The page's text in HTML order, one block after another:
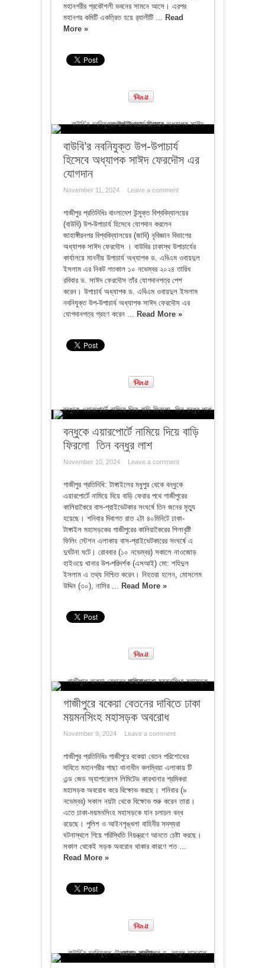
মহানগরীর প্রকৌশলী ভবনের সামনে আসে। এরপর
মহানগর কমিটি একত্রিত হয়ে র‍্যালীটি ... Read
More »
বাউবি’র নবনিযুক্ত উপ-উপাচার্য
হিসেবে অধ্যাপক সাঈদ ফেরদৌস এর
যোগদান
November 11, 2024 Leave a comment
গাজীপুর প্রতিনিধিঃ বাংলাদেশ উন্মুক্ত বিশ্ববিদ্যালয়ের
(বাউবি) উপ-উপাচার্য হিসেবে যোগদান করলেন
জাহাঙ্গীরনগর বিশ্ববিদ্যালয়ের (জাবি) নৃবিজ্ঞান বিভাগের
অধ্যাপক সাঈদ ফেরদৌস । বাউবির ঢাকাস্থ উপাচার্যের
কার্যালয়ে মাননীয় উপাচার্য অধ্যাপক ড. এবিএম ওবায়দুল
ইসলাম এর নিকট গতকাল ১০ নভেম্বর ২০২৪ তারিখ
রবিবার ড. সাঈদ ফেরদৌস তাঁর যোগদানপত্র পেশ
করেন। উপাচার্য অধ্যাপক ড. এবিএম ওবায়দুল ইসলাম
নবনিযুক্ত উপ-উপাচার্য অধ্যাপক সাঈদ ফেরদৌস এর
যোগদানপত্র গ্রহণ করেন ... Read More »
বন্ধুকে এয়ারপোর্টে নামিয়ে দিয়ে বাড়ি
ফিরলো তিন বন্ধুর লাশ
November 10, 2024 Leave a comment
গাজীপুর প্রতিনিধি: টাঙ্গাইলের মধুপুর থেকে বন্ধুকে
এয়ারপোর্টে নামিয়ে দিয়ে বাড়ি ফেরার পথে গাজীপুরের
কালিয়াকৈরে বাস-প্রাইভেটকার সংঘর্ষে তিন জনের মৃত্যু
হয়েছে। শনিবার দিবাগত রাত ২টা ৪০মিনিটে ঢাকা-
টাঙ্গাইল মহাসড়কের গাজীপুরের কালিয়াকৈরের শিলাবৃষ্টি
ফিলিং স্টেশন এলাকায় বাস-প্রাইভেটকারের সংঘর্ষে এ
দুর্ঘটনা ঘটে। রোববার (১০ নভেম্বর) সকালে নাওজোড়
হাইওয়ে থানার উপ-পরিদর্শক (এসআই) মো: শহিদুল
ইসলাম এ তথ্য নিশ্চিত করেন। নিহতরা হলেন, মোসলেম
উদ্দিন (৩০), নাসির ... Read More »
গাজীপুরে বকেয়া বেতনের দাবিতে ঢাকা
ময়মনসিংহ মহাসড়ক অবরোধ
November 9, 2024 Leave a comment
গাজীপুর প্রতিনিধিঃ গাজীপুরে বকেয়া বেতন পরিশোধের
দাবিতে মহানগরীর গাছা থানাধীন কলম্বিয়া এলাকায় টি
এন্ড জেড অ্যাপারেলস লিমিটেড কারখানার শ্রমিকরা
মহাসড়ক অবরোধ করে বিক্ষোভ করছে। শনিবার (৯
নভেম্বর) সকাল নয়টা থেকে বিক্ষোভ শুরু করেন তারা।
এতে ঢাকা-ময়মনসিংহ মহাসড়কে যান চলাচল বন্ধ
রয়েছে। পুলিশ ও আইনশৃঙ্খলা বাহিনীর সদস্যরা
ঘটনাস্থলে গিয়ে পরিস্থিতি নিয়ন্ত্রণে আনতে চেষ্টা করছে।
সকাল থেকেই সড়ক অবরোধ থাকার কারণে শত ...
Read More »